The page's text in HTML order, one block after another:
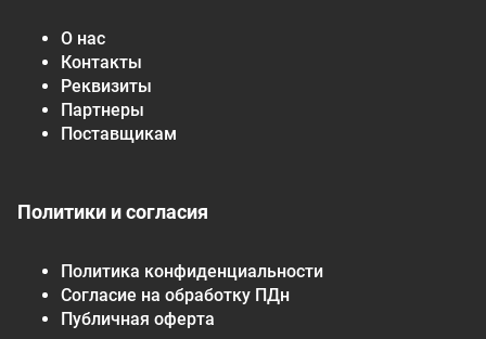
О нас
Контакты
Реквизиты
Партнеры
Поставщикам
Политики и согласия
Политика конфиденциальности
Согласие на обработку ПДн
Публичная оферта